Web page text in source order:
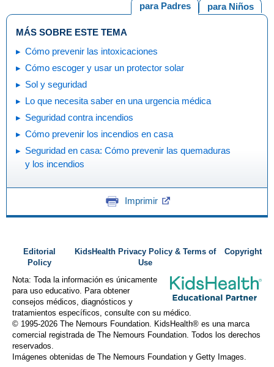
para Niños
para Padres
MÁS SOBRE ESTE TEMA
Cómo prevenir las intoxicaciones
Cómo escoger y usar un protector solar
Sol y seguridad
Lo que necesita saber en una urgencia médica
Seguridad contra incendios
Cómo prevenir los incendios en casa
Seguridad en casa: Cómo prevenir las quemaduras
y los incendios
Imprimir
Editorial
Policy
KidsHealth Privacy Policy & Terms of
Use
Copyright
Nota: Toda la información es únicamente
para uso educativo. Para obtener
consejos médicos, diagnósticos y
tratamientos específicos, consulte con su médico.
© 1995-2026 The Nemours Foundation. KidsHealth® es una marca
comercial registrada de The Nemours Foundation. Todos los derechos
reservados.
Imágenes obtenidas de The Nemours Foundation y Getty Images.